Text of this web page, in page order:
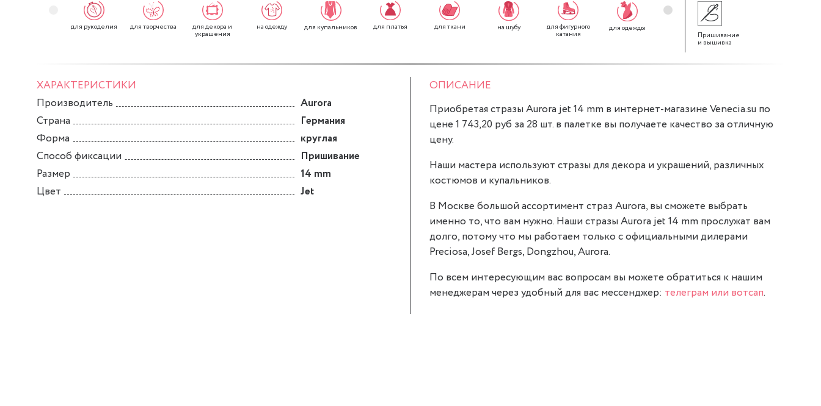
для рукоделия для творчества для декора и
украшения
на одежду для купальников для платья для ткани на шубу для фигурного
катания
для одежды для декора
Пришивание
и вышивка
ХАРАКТЕРИСТИКИ
Производитель
Aurora
Страна
Германия
Форма
круглая
Способ фиксации
Пришивание
Размер
14 mm
Цвет
Jet
ОПИСАНИЕ
Приобретая стразы Aurora jet 14 mm в интернет-магазине Venecia.su по
цене 1 743,20 руб за 28 шт. в палетке вы получаете качество за отличную
цену.
Наши мастера используют стразы для декора и украшений, различных
костюмов и купальников.
В Москве большой ассортимент страз Aurora, вы сможете выбрать
именно то, что вам нужно. Наши стразы Aurora jet 14 mm прослужат вам
долго, потому что мы работаем только с официальными дилерами
Preciosa, Josef Bergs, Dongzhou, Aurora.
По всем интересующим вас вопросам вы можете обратиться к нашим
менеджерам через удобный для вас мессенджер: телеграм или вотсап.